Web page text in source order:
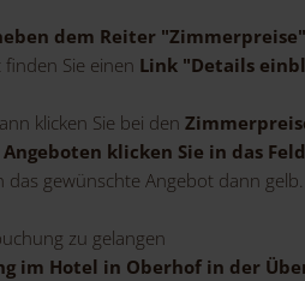
dem Reiter "Zimmerpreise"
Sie einen Link "Details
klicken Sie bei den
Angeboten klicken Sie in das
gewünschte Angebot dann gelb.
zu gelangen
im Hotel in Oberhof in der